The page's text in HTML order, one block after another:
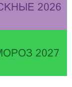
2026
2027